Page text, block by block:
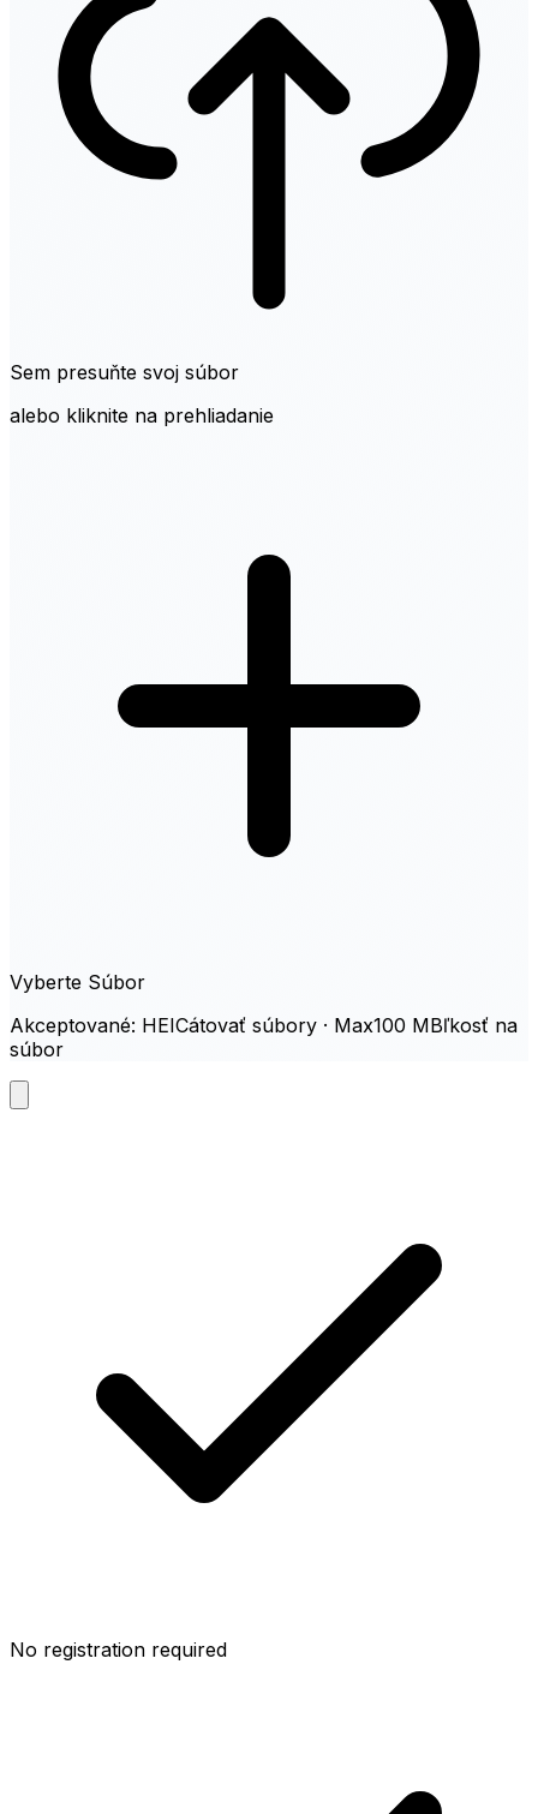
Sem presuňte svoj súbor
alebo kliknite na prehliadanie
Vyberte Súbor
Akceptované: HEICátovať súbory · Max100 MBľkosť na
súbor
No registration required